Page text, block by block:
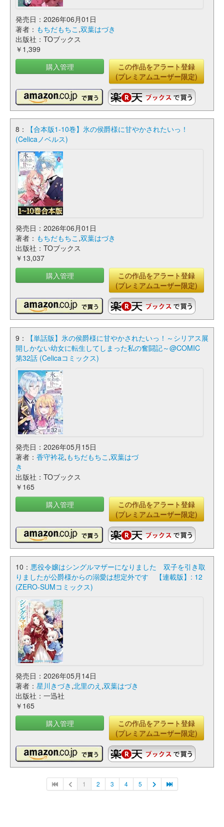
発売日：2026年06月01日
著者： もちだもちこ ,双葉はづき
出版社：TOブックス
￥1,399
購入管理
この作品をアラート登録
(プレミアムユーザー限定)
8：
【合本版1-10巻】氷の侯爵様に甘やかされたいっ！
(Celicaノベルス)
発売日：2026年06月01日
著者： もちだもちこ ,双葉はづき
出版社：TOブックス
￥13,037
購入管理
この作品をアラート登録
(プレミアムユーザー限定)
9：
【単話版】氷の侯爵様に甘やかされたいっ！～シリアス展
開しかない幼女に転生してしまった私の奮闘記～@COMIC
第32話 (Celicaコミックス)
発売日：2026年05月15日
著者： 香守衿花,もちだもちこ ,双葉はづ
き
出版社：TOブックス
￥165
購入管理
この作品をアラート登録
(プレミアムユーザー限定)
10： 悪役令嬢はシングルマザーになりました 双子を引き取
りましたが公爵様からの溺愛は想定外です 【連載版】: 12
(ZERO-SUMコミックス)
発売日：2026年05月14日
著者： 星川きづき ,北里のえ ,双葉はづき
出版社：一迅社
￥165
購入管理
この作品をアラート登録
(プレミアムユーザー限定)
1 2 3 4 5